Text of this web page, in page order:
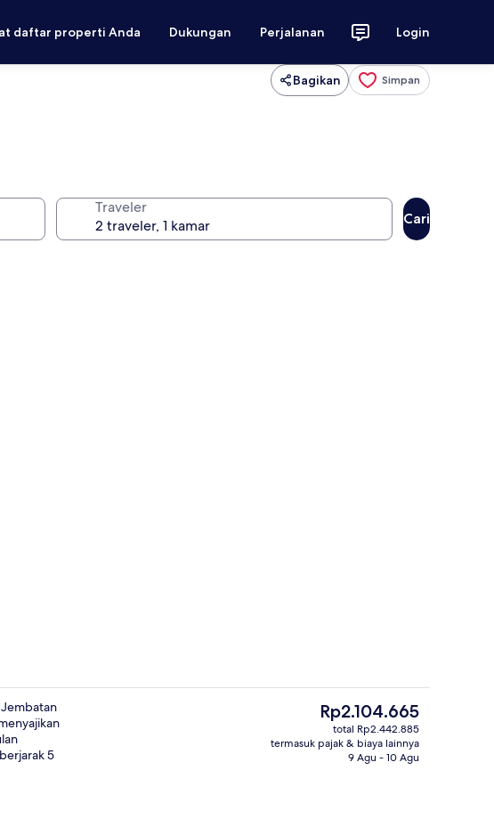
daftar properti Anda Dukungan Perjalanan Login
Bagikan Simpan
Traveler
Cari
Fasilitas kebugaran Lounge lobi
5
Harga
saat
ini
Rp2.104.665
Rp2.104.665
total Rp2.442.885
termasuk pajak & biaya lainnya
9 Agu - 10 Agu